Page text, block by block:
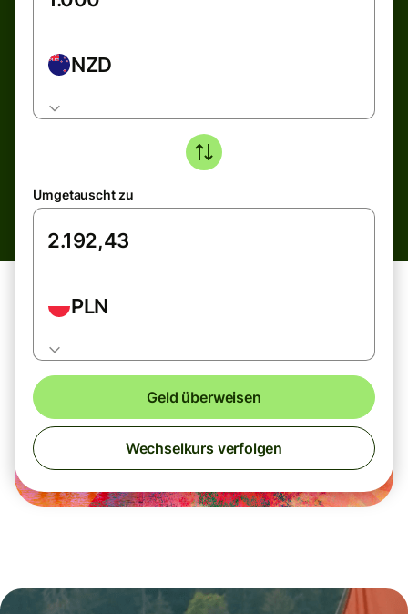
NZD
Umgetauscht zu
PLN
Geld überweisen
Wechselkurs verfolgen